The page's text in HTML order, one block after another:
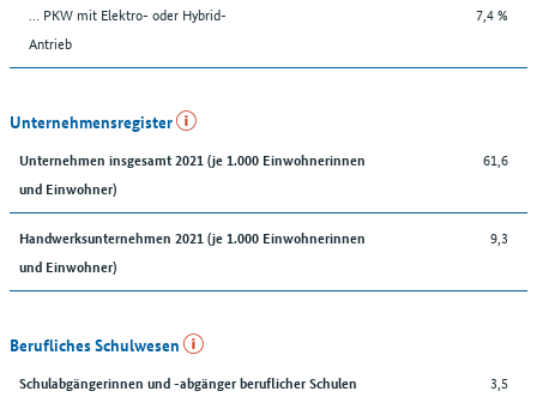
… PKW mit Elektro- oder Hybrid-
Antrieb
7,4 %
Unternehmensregister
Unternehmen insgesamt 2021 (je 1.000 Einwohnerinnen
und Einwohner)
61,6
Handwerksunternehmen 2021 (je 1.000 Einwohnerinnen
und Einwohner)
9,3
Berufliches Schulwesen
Schulabgängerinnen und -abgänger beruflicher Schulen
3,5